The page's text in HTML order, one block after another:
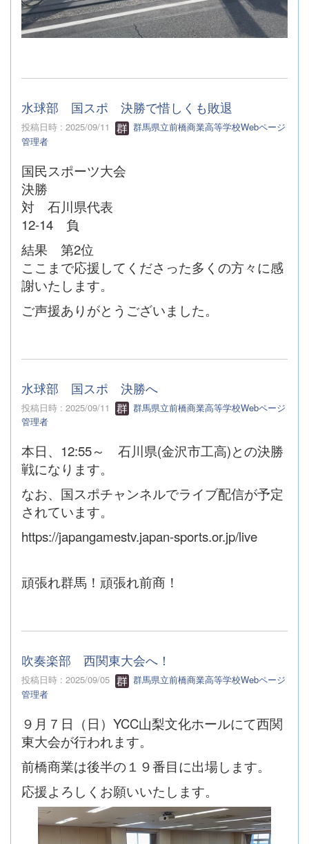
水球部 国スポ 決勝で惜しくも敗退
投稿日時 : 2025/09/11
群馬県立前橋商業高等学校Webページ
管理者
国民スポーツ大会
決勝
対 石川県代表
12-14 負
結果 第2位
ここまで応援してくださった多くの方々に感
謝いたします。
ご声援ありがとうございました。
水球部 国スポ 決勝へ
投稿日時 : 2025/09/11
群馬県立前橋商業高等学校Webページ
管理者
本日、12:55～ 石川県(金沢市工高)との決勝
戦になります。
なお、国スポチャンネルでライブ配信が予定
されています。
https://japangamestv.japan-sports.or.jp/live
頑張れ群馬！頑張れ前商！
吹奏楽部 西関東大会へ！
投稿日時 : 2025/09/05
群馬県立前橋商業高等学校Webページ
管理者
９月７日（日）YCC山梨文化ホールにて西関
東大会が行われます。
前橋商業は後半の１９番目に出場します。
応援よろしくお願いいたします。